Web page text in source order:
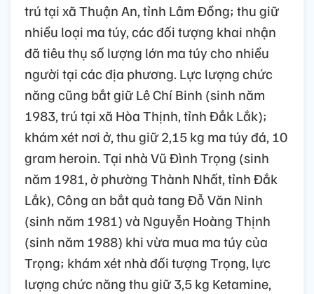
trú tại xã Thuận An, tỉnh Lâm Đồng; thu giữ
nhiều loại ma túy, các đối tượng khai nhận
đã tiêu thụ số lượng lớn ma túy cho nhiều
người tại các địa phương. Lực lượng chức
năng cũng bắt giữ Lê Chí Binh (sinh năm
1983, trú tại xã Hòa Thịnh, tỉnh Đắk Lắk);
khám xét nơi ở, thu giữ 2,15 kg ma túy đá, 10
gram heroin. Tại nhà Vũ Đình Trọng (sinh
năm 1981, ở phường Thành Nhất, tỉnh Đắk
Lắk), Công an bắt quả tang Đỗ Văn Ninh
(sinh năm 1981) và Nguyễn Hoàng Thịnh
(sinh năm 1988) khi vừa mua ma túy của
Trọng; khám xét nhà đối tượng Trọng, lực
lượng chức năng thu giữ 3,5 kg Ketamine,